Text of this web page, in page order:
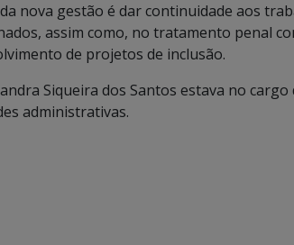
nova gestão é dar continuidade aos
assim como, no tratamento penal
de projetos de inclusão.
Siqueira dos Santos estava no
administrativas.